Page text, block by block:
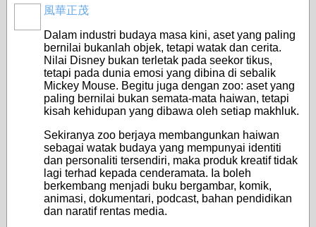
風華正茂
Dalam industri budaya masa kini, aset yang paling
bernilai bukanlah objek, tetapi watak dan cerita.
Nilai Disney bukan terletak pada seekor tikus,
tetapi pada dunia emosi yang dibina di sebalik
Mickey Mouse. Begitu juga dengan zoo: aset yang
paling bernilai bukan semata-mata haiwan, tetapi
kisah kehidupan yang dibawa oleh setiap makhluk.
Sekiranya zoo berjaya membangunkan haiwan
sebagai watak budaya yang mempunyai identiti
dan personaliti tersendiri, maka produk kreatif tidak
lagi terhad kepada cenderamata. Ia boleh
berkembang menjadi buku bergambar, komik,
animasi, dokumentari, podcast, bahan pendidikan
dan naratif rentas media.